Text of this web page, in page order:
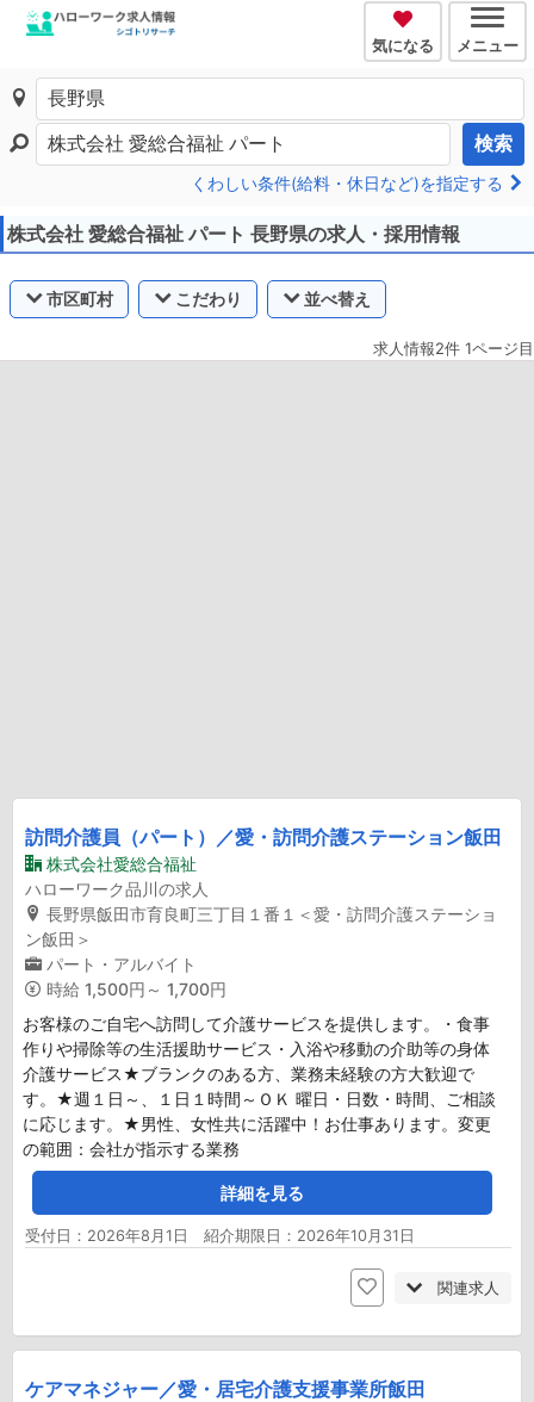
気になる メニュー
検索
くわしい条件(給料・休日など)を指定する
株式会社 愛総合福祉 パート 長野県の求人・採用情報
市区町村 こだわり 並べ替え
求人情報2件 1ページ目
訪問介護員（パート）／愛・訪問介護ステーション飯田
株式会社愛総合福祉
ハローワーク品川の求人
長野県飯田市育良町三丁目１番１＜愛・訪問介護ステーショ
ン飯田＞
パート・アルバイト
時給 1,500円～ 1,700円
お客様のご自宅へ訪問して介護サービスを提供します。・食事
作りや掃除等の生活援助サービス・入浴や移動の介助等の身体
介護サービス★ブランクのある方、業務未経験の方大歓迎で
す。★週１日～、１日１時間～ＯＫ 曜日・日数・時間、ご相談
に応じます。★男性、女性共に活躍中！お仕事あります。変更
の範囲：会社が指示する業務
詳細を見る
受付日：2026年8月1日 紹介期限日：2026年10月31日
関連求人
ケアマネジャー／愛・居宅介護支援事業所飯田